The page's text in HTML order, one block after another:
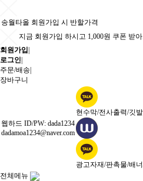
송월타올 회원가입 시 반할가격
지금 회원가입 하시고 1,000원 쿠폰 받
회원가입
로그인
주문/배송
장바구니
웹하드 ID/PW: dada1234
dadamoa1234@naver.com
현수막/전사출력/깃
광고자재/판촉물/배
전체메뉴